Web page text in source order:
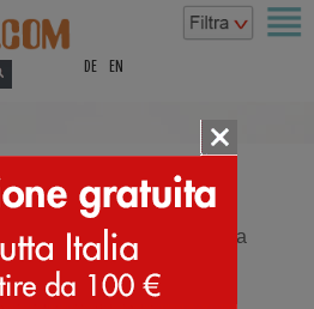
DE EN
tacco 0 mm
piuma
0 mm fodera di gomma
ai doposci